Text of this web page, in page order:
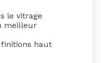
le vitrage
meilleur
haut